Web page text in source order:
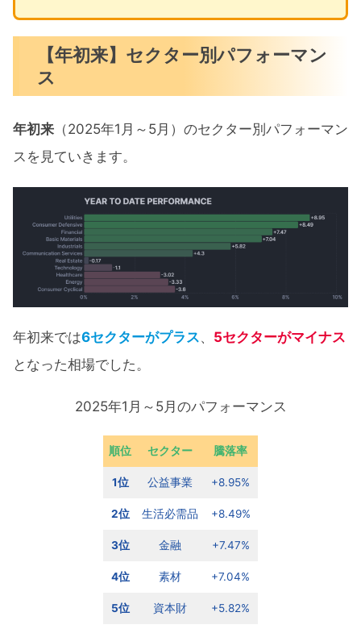
【年初来】セクター別パフォーマン
ス
年初来 （2025年1月～5月）のセクター別パフォーマン
スを見ていきます。
年初来では6セクターがプラス、 5セクターがマイナス
となった相場でした。
2025年1月～5月のパフォーマンス
順位 セクター 騰落率
1位 公益事業 +8.95%
2位 生活必需品 +8.49%
3位 金融 +7.47%
4位 素材 +7.04%
5位 資本財 +5.82%